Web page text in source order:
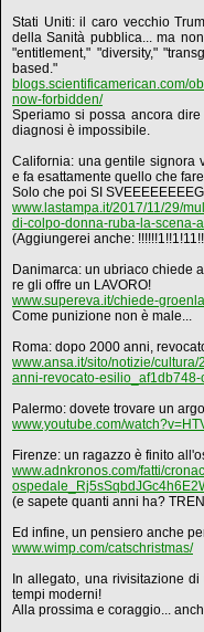
Stati Uniti: il caro vecchio
della Sanità pubblica... ma
"entitlement," "diversity,"
based."
blogs.scientificamerican.com/
now-forbidden/
Speriamo si possa ancora
diagnosi è impossibile.
California: una gentile signora
e fa esattamente quello che
Solo che poi SI
www.lastampa.it/2017/11/29/
di-colpo-donna-ruba-la-scena-
(Aggiungerei anche:
Danimarca: un ubriaco chiede
re gli offre un LAVORO!
www.supereva.it/chiede-
Come punizione non è male...
Roma: dopo 2000 anni,
www.ansa.it/sito/notizie/
anni-revocato-
Palermo: dovete trovare un
www.youtube.com/
Firenze: un ragazzo è finito
www.adnkronos.com/fatti/
(e sapete quanti anni ha?
Ed infine, un pensiero anche
www.wimp.com/catschristmas/
In allegato, una rivisitazione
tempi moderni!
Alla prossima e coraggio...